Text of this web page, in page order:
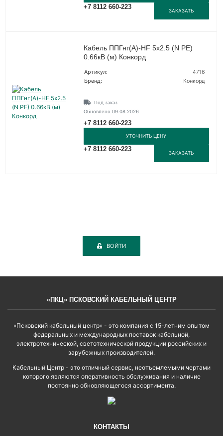
+7 8112 660-223
ЗАКАЗАТЬ
Кабель ППГнг(А)-HF 5х2.5 (N PE)
0.66кВ (м) Конкорд
Артикул:
4716
Бренд:
Конкорд
Под заказ
Обновлено 09.08.2026
+7 8112 660-223
УТОЧНИТЬ ЦЕНУ
+7 8112 660-223
ЗАКАЗАТЬ
ВОЙТИ
«ПКЦ» ПСКОВСКИЙ КАБЕЛЬНЫЙ ЦЕНТР
«Псковский кабельный центр» - это компания с 15-летним опытом
федеральных и международных поставок кабельной,
электротехнической, светотехнической продукции российских и
зарубежных производителей.
Кабельный Центр - это отличный сервис, неотъемлемыми чертами
которого являются оперативность обслуживания и наличие
постоянно обновляющегося ассортимента.
КОНТАКТЫ